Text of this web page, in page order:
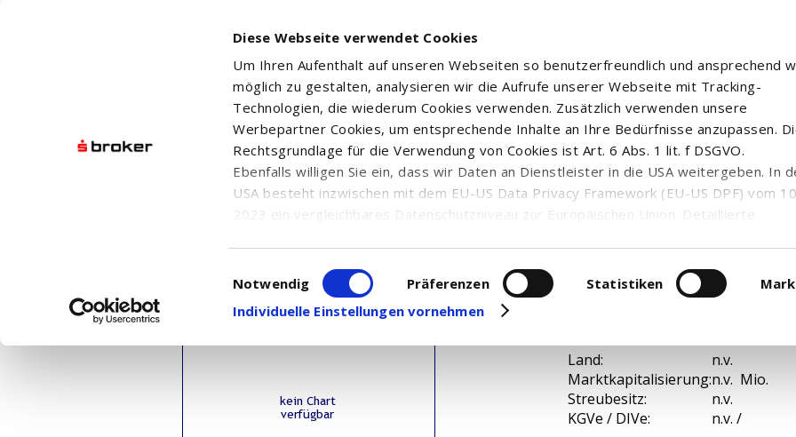
Diese Webseite verwendet Cookies
Um Ihren Aufenthalt auf unseren Webseiten so benutzerfreundlich und ansprechend
möglich zu gestalten, analysieren wir die Aufrufe unserer Webseite mit Tracking-
Technologien, die wiederum Cookies verwenden. Zusätzlich verwenden unsere
Werbepartner Cookies, um entsprechende Inhalte an Ihre Bedürfnisse anzupassen.
Rechtsgrundlage für die Verwendung von Cookies ist Art. 6 Abs. 1 lit. f DSGVO.
Ebenfalls willigen Sie ein, dass wir Daten an Dienstleister in die USA weitergeben. In
USA besteht inzwischen mit dem EU-US Data Privacy Framework (EU-US DPF) vom
2023 ein vergleichbares Datenschutzniveau zur Europäischen Union. Detaillierte
in den USA, finden Sie auf unserer Seite zumDatenschutz. Dort können Sie Ihre
Einwilligung auch jederzeit widerrufen oder anpassen.
Einwilligungsauswahl
Notwendig Präferenzen Statistiken
Individuelle Einstellungen vornehmen
Land:
n.v.
Marktkapitalisierung:n.v. Mio.
Streubesitz:
n.v.
KGVe / DIVe:
n.v. /